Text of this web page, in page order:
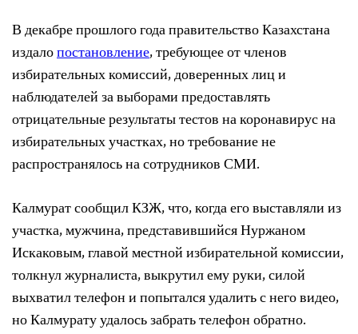
В декабре прошлого года правительство Казахстана
издалопостановление, требующее от членов
избирательных комиссий, доверенных лиц и
наблюдателей за выборами предоставлять
отрицательные результаты тестов на коронавирус на
избирательных участках, но требование не
распространялось на сотрудников СМИ.
Калмурат сообщил КЗЖ, что, когда его выставляли из
участка, мужчина, представившийся Нуржаном
Искаковым, главой местной избирательной комиссии,
толкнул журналиста, выкрутил ему руки, силой
выхватил телефон и попытался удалить с него видео,
но Калмурату удалось забрать телефон обратно.